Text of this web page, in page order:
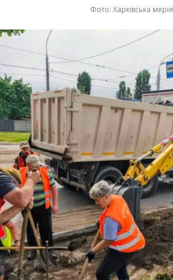
Фото: Харківська мерія